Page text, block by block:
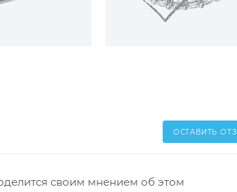
ОСТАВИТЬ
своим мнением об этом